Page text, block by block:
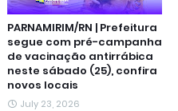
PARNAMIRIM/RN | Prefeitura
segue com pré-campanha
de vacinação antirrábica
neste sábado (25), confira
novos locais
July 23, 2026